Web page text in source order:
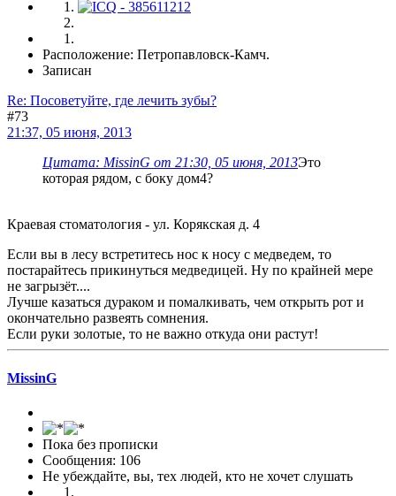
Расположение: Петропавловск-Камч.
Записан
Re: Посоветуйте, где лечить зубы?
#73
21:37, 05 июня, 2013
Цитата: MissinG от 21:30, 05 июня, 2013Это
которая рядом, с боку дом4?
Краевая стоматология - ул. Корякская д. 4
Если вы в лесу встретитесь нос к носу с медведем, то
постарайтесь прикинуться медведицей. Ну по крайней мере
не загрызёт....
Лучше казаться дураком и помалкивать, чем открыть рот и
окончательно развеять сомнения.
Если руки золотые, то не важно откуда они растут!
MissinG
Пока без прописки
Сообщения: 106
Не убеждайте, вы, тех людей, кто не хочет слушать